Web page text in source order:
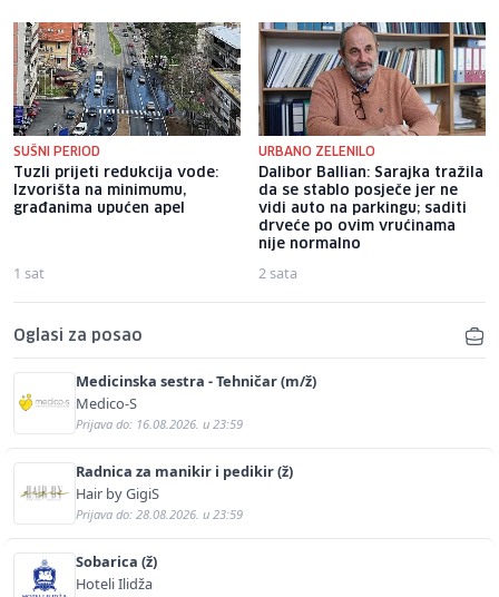
SUŠNI PERIOD
Tuzli prijeti redukcija vode:
Izvorišta na minimumu,
građanima upućen apel
1 sat
URBANO ZELENILO
Dalibor Ballian: Sarajka tražila
da se stablo posječe jer ne
vidi auto na parkingu; saditi
drveće po ovim vrućinama
nije normalno
2 sata
Oglasi za posao
Medicinska sestra - Tehničar (m/ž)
Medico-S
Prijava do: 16.08.2026. u 23:59
Radnica za manikir i pedikir (ž)
Hair by GigiS
Prijava do: 28.08.2026. u 23:59
Sobarica (ž)
Hoteli Ilidža